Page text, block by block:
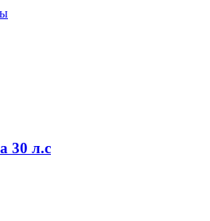
товара.
30 л.с